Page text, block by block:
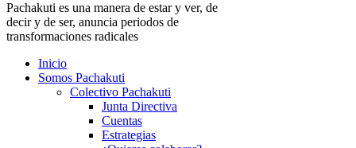
Pachakuti es una manera de estar y ver, de
decir y de ser, anuncia periodos de
transformaciones radicales
Inicio
Somos Pachakuti
Colectivo Pachakuti
Junta Directiva
Cuentas
Estrategias